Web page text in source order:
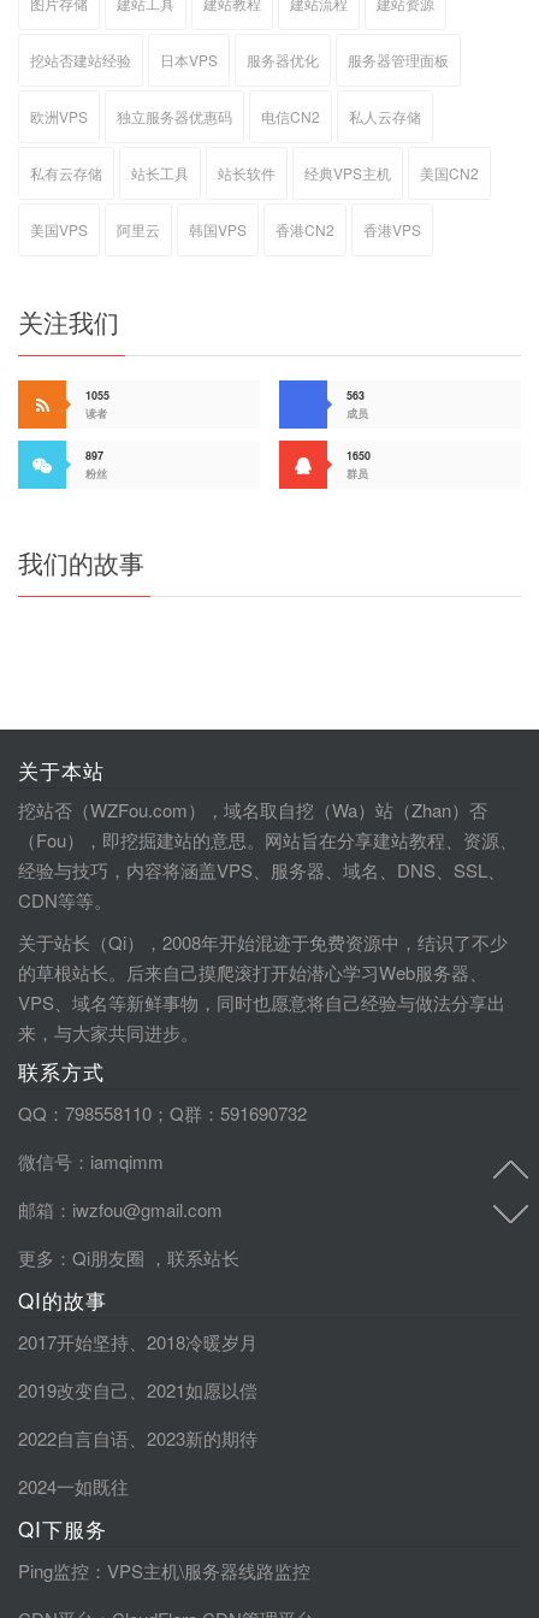
挖站否建站经验 日本VPS 服务器优化 服务器管理面板
欧洲VPS 独立服务器优惠码 电信CN2 私人云存储
私有云存储 站长工具 站长软件 经典VPS主机 美国CN2
美国VPS 阿里云 韩国VPS 香港CN2 香港VPS
关注我们
1055
读者
563
成员
897
粉丝
1650
群员
我们的故事
关于本站
挖站否（WZFou.com），域名取自挖（Wa）站（Zhan）否
（Fou），即挖掘建站的意思。网站旨在分享建站教程、资源、
经验与技巧，内容将涵盖VPS、服务器、域名、DNS、SSL、
CDN等等。
关于站长（Qi），2008年开始混迹于免费资源中，结识了不少
的草根站长。后来自己摸爬滚打开始潜心学习Web服务器、
VPS、域名等新鲜事物，同时也愿意将自己经验与做法分享出
来，与大家共同进步。
联系方式
QQ：798558110；Q群：591690732
微信号：iamqimm
邮箱：iwzfou@gmail.com
更多： Qi朋友圈 ， 联系站长
QI的故事
2017开始坚持
2018冷暖岁月
2019改变自己
2021如愿以偿
2022自言自语
2023新的期待
2024一如既往
QI下服务
Ping监控 ：VPS主机\服务器线路监控